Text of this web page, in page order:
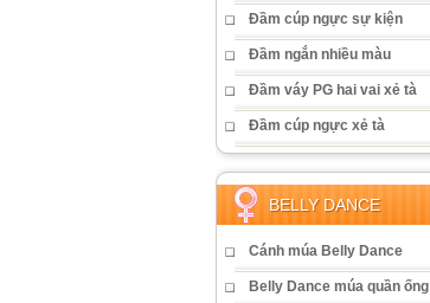
Đầm cúp ngực sự kiện
Đầm ngắn nhiều màu
Đầm váy PG hai vai xẻ tà
Đầm cúp ngực xẻ tà
BELLY DANCE
Cánh múa Belly Dance
Belly Dance múa quần ống